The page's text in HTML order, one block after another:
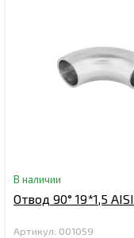
В наличии
Отвод 90° 19*1,5 AISI
Артикул: 001059